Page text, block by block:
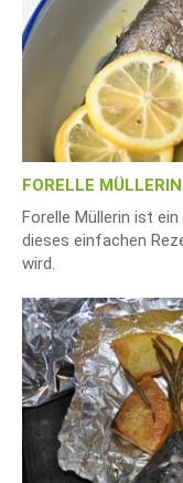
FORELLE MÜLLERIN
Forelle Müllerin ist
dieses einfachen
wird.